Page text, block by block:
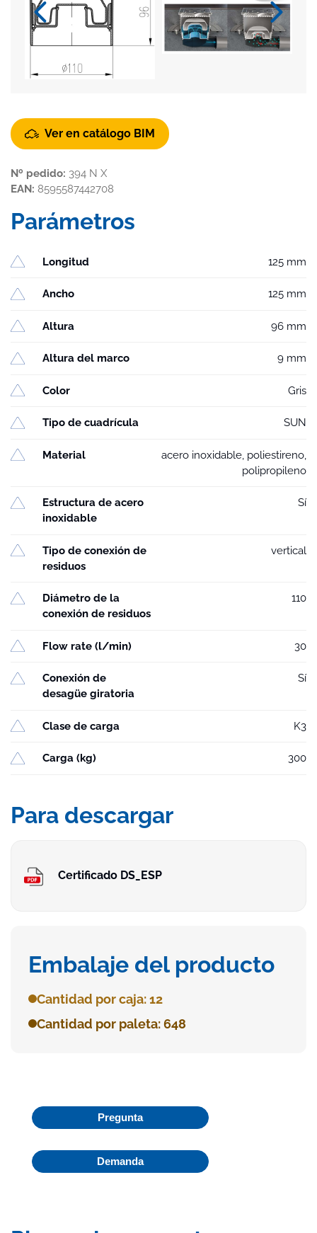
Ver en catálogo BIM
Nº pedido: 394 N X
EAN: 8595587442708
Parámetros
Longitud 125 mm
Ancho 125 mm
Altura 96 mm
Altura del marco 9 mm
Color Gris
Tipo de cuadrícula SUN
Material
acero inoxidable, poliestireno,
polipropileno
Estructura de acero
inoxidable
Sí
Tipo de conexión de
residuos
vertical
Diámetro de la
conexión de residuos
110
Flow rate (l/min) 30
Conexión de
desagüe giratoria
Sí
Clase de carga K3
Carga (kg) 300
Para descargar
Certificado DS_ESP
Embalaje del producto
Cantidad por caja: 12
Cantidad por paleta: 648
Pregunta
Demanda